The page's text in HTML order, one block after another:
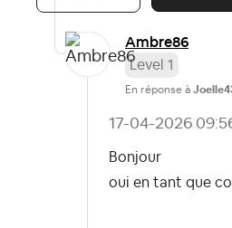
Ambre86
Level 1
En réponse à
‎17-04-2026
Bonjour
oui en tant que